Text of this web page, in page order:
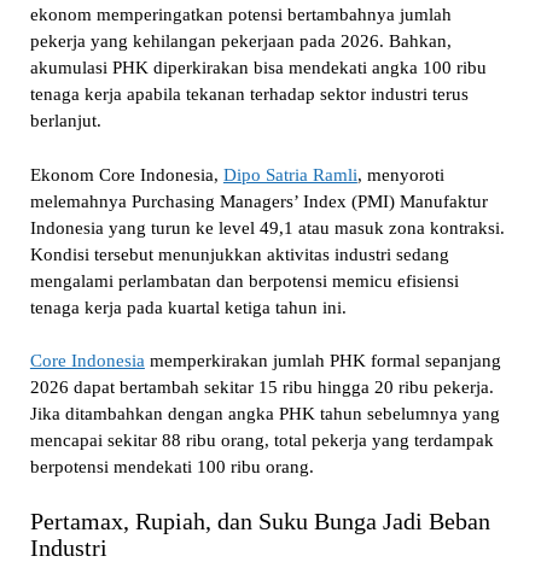
ekonom memperingatkan potensi bertambahnya jumlah
pekerja yang kehilangan pekerjaan pada 2026. Bahkan,
akumulasi PHK diperkirakan bisa mendekati angka 100 ribu
tenaga kerja apabila tekanan terhadap sektor industri terus
berlanjut.
Ekonom Core Indonesia, Dipo Satria Ramli, menyoroti
melemahnya Purchasing Managers’ Index (PMI) Manufaktur
Indonesia yang turun ke level 49,1 atau masuk zona kontraksi.
Kondisi tersebut menunjukkan aktivitas industri sedang
mengalami perlambatan dan berpotensi memicu efisiensi
tenaga kerja pada kuartal ketiga tahun ini.
Core Indonesia memperkirakan jumlah PHK formal sepanjang
2026 dapat bertambah sekitar 15 ribu hingga 20 ribu pekerja.
Jika ditambahkan dengan angka PHK tahun sebelumnya yang
mencapai sekitar 88 ribu orang, total pekerja yang terdampak
berpotensi mendekati 100 ribu orang.
Pertamax, Rupiah, dan Suku Bunga Jadi Beban
Industri